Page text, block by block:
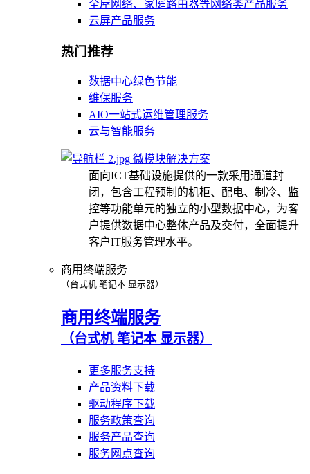
全屋网络、家庭路由器等网络类产品服务
云屏产品服务
热门推荐
数据中心绿色节能
维保服务
AIO一站式运维管理服务
云与智能服务
微模块解决方案
面向ICT基础设施提供的一款采用通道封
闭，包含工程预制的机柜、配电、制冷、监
控等功能单元的独立的小型数据中心，为客
户提供数据中心整体产品及交付，全面提升
客户IT服务管理水平。
商用终端服务
（台式机 笔记本 显示器）
商用终端服务
（台式机 笔记本 显示器）
更多服务支持
产品资料下载
驱动程序下载
服务政策查询
服务产品查询
服务网点查询